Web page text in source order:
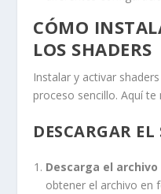
CÓMO
LOS SHADERS
Instalar y activar
proceso sencillo. Aquí
DESCARGAR EL
Descarga el
obtener el archivo en